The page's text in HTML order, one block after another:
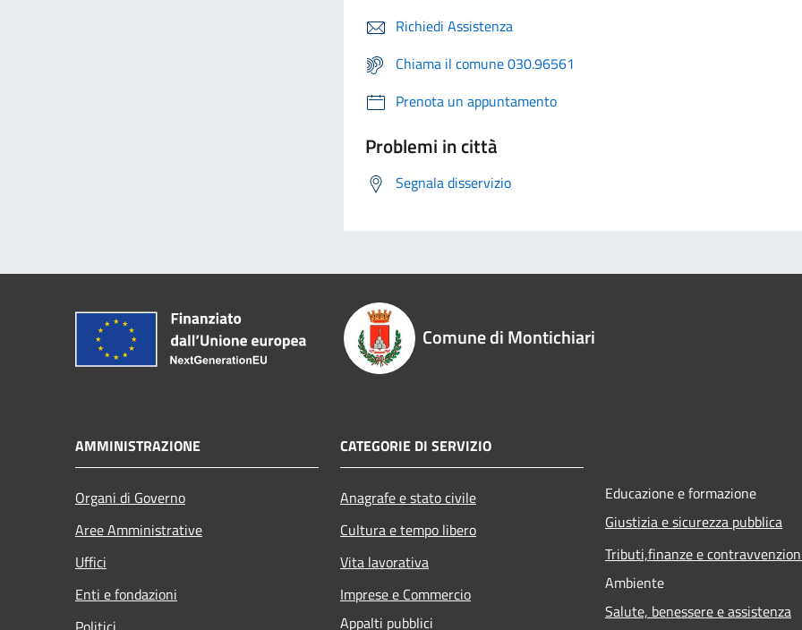
Richiedi Assistenza
Chiama il comune 030.96561
Prenota un appuntamento
Problemi in città
Segnala disservizio
Comune di Montichiari
AMMINISTRAZIONE
Organi di Governo
Aree Amministrative
Uffici
Enti e fondazioni
CATEGORIE DI SERVIZIO
Anagrafe e stato civile
Cultura e tempo libero
Vita lavorativa
Imprese e Commercio
Appalti pubblici
Educazione e formazione
Giustizia e sicurezza pubblica
Tributi,finanze e
Ambiente
Salute, benessere e assistenza